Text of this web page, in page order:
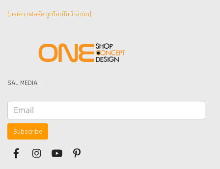
(บริษัท เฟอร์สตูดิโอดีไซน์ จำกัด]
SAL MEDIA :
Subscribe